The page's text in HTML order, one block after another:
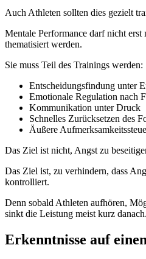
Auch Athleten sollten dies gezielt
Mentale Performance darf nicht erst
thematisiert werden.
Sie muss Teil des Trainings werden:
Entscheidungsfindung unter
Emotionale Regulation nach
Kommunikation unter Druck
Schnelles Zurücksetzen des
Äußere
Das Ziel ist nicht, Angst zu
Das Ziel ist, zu verhindern, dass
kontrolliert.
Denn sobald Athleten aufhören,
sinkt die Leistung meist kurz danach.
Erkenntnisse auf